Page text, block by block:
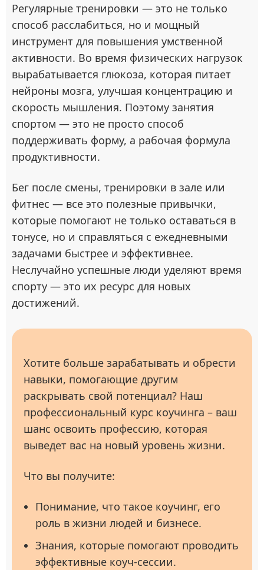
Регулярные тренировки — это не только
способ расслабиться, но и мощный
инструмент для повышения умственной
активности. Во время физических нагрузок
вырабатывается глюкоза, которая питает
нейроны мозга, улучшая концентрацию и
скорость мышления. Поэтому занятия
спортом — это не просто способ
поддерживать форму, а рабочая формула
продуктивности.
Бег после смены, тренировки в зале или
фитнес — все это полезные привычки,
которые помогают не только оставаться в
тонусе, но и справляться с ежедневными
задачами быстрее и эффективнее.
Неслучайно успешные люди уделяют время
спорту — это их ресурс для новых
достижений.
Хотите больше зарабатывать и обрести
навыки, помогающие другим
раскрывать свой потенциал? Наш
профессиональный курс коучинга – ваш
шанс освоить профессию, которая
выведет вас на новый уровень жизни.
Что вы получите:
Понимание, что такое коучинг, его
роль в жизни людей и бизнесе.
Знания, которые помогают проводить
эффективные коуч-сессии.